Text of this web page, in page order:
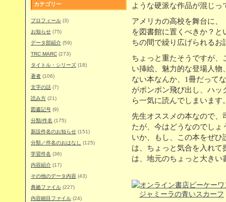
カテゴリー
プロフィール (3)
お知らせ (75)
データ部紹介 (59)
TRC MARC (273)
タイトル・シリーズ (18)
著者 (106)
文字の話 (7)
読み方 (21)
図書記号 (9)
分類/件名 (175)
新設件名のお知らせ (151)
分類／件名のおはなし
(125)
学習件名 (36)
内容紹介 (17)
その他のデータ内容 (43)
典拠ファイル (227)
内容細目ファイル (24)
ような硬派な作品が混じっ
アメリカの高校を舞台に
を図書館に置くべきか？
ちの間で繰り広げられるお
ちょっと重たそうですが
い挿絵、魅力的な登場人
ない本なんか、1冊だって
がポンポン飛び出し、ハ
ら一気に読んでしまいます
先生オススメの本なので
たが、今はどうなのでし
いか、もし、この本をぜ
は、ちょっと気合を入れ
は、地元のちょっと大き
ジャミーラの青いスカーフ